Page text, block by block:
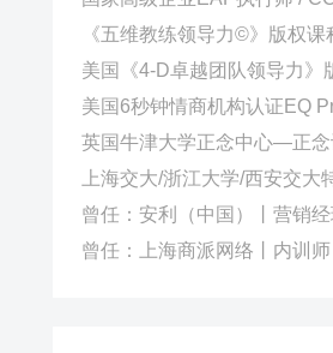
《五维教练领导力©》版权课
美国《4-D卓越团队领导力》
美国6秒钟情商机构认证EQ
英国牛津大学正念中心—正
上海交大/浙江大学/西安交大
曾任：安利（中国）丨营销经
曾任：上海商派网络丨内训师